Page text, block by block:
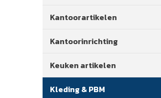
Kantoorartikelen
Kantoorinrichting
Keuken artikelen
Kleding & PBM